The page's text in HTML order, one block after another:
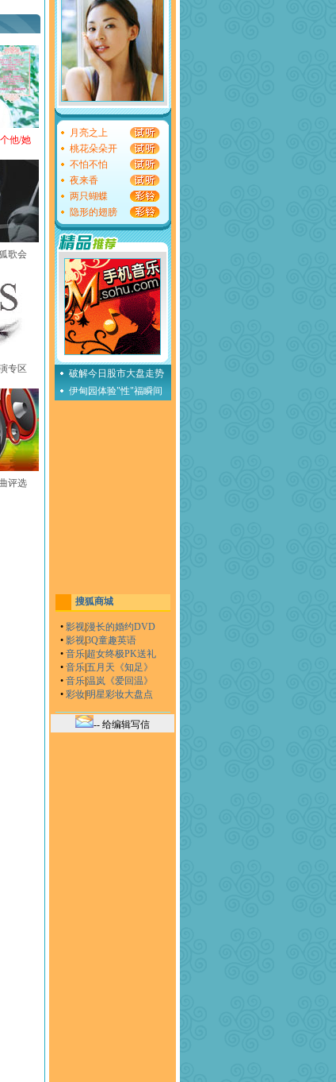
他/她
歌会
专区
评选
月亮之上
桃花朵朵开
不怕不怕
夜来香
两只蝴蝶
隐形的翅膀
破解今日股市大盘走势
伊甸园体验"性"福瞬间
搜狐商城
• 影视漫长的婚约DVD
• 影视3Q童趣英语
• 音乐 超女终极PK送礼
• 音乐五月天《知足》
• 音乐温岚《爱回温》
• 彩妆明星彩妆大盘点
-- 给编辑写信